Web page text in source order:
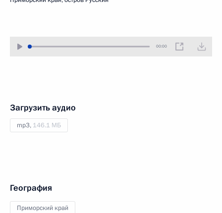
00:00
Загрузить аудио
mp3, 146.1 МБ
География
Приморский край